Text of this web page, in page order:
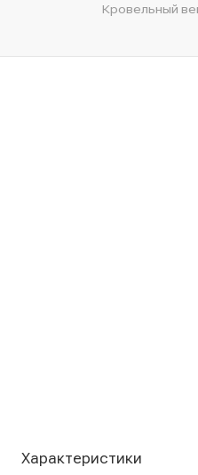
Кровельный
Характеристики